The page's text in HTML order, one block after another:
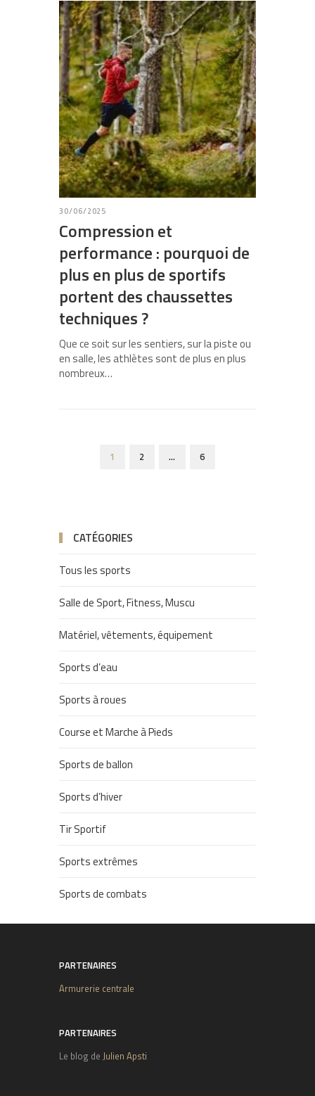
30/06/2025
Compression et
performance : pourquoi de
plus en plus de sportifs
portent des chaussettes
techniques ?
Que ce soit sur les sentiers, sur la piste ou
en salle, les athlètes sont de plus en plus
nombreux…
1 2 … 6
CATÉGORIES
Tous les sports
Salle de Sport, Fitness, Muscu
Matériel, vêtements, équipement
Sports d’eau
Sports à roues
Course et Marche à Pieds
Sports de ballon
Sports d’hiver
Tir Sportif
Sports extrêmes
Sports de combats
PARTENAIRES
Armurerie centrale
PARTENAIRES
Le blog de Julien Apsti